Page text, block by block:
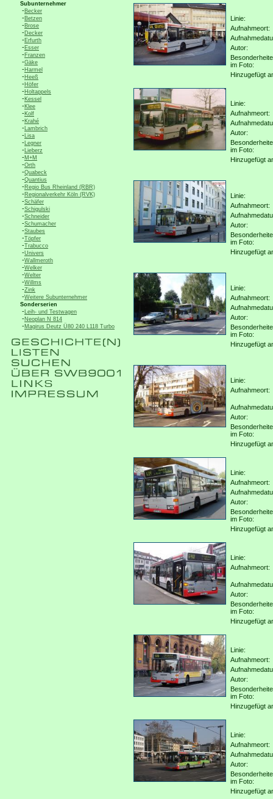
Subunternehmer
-Becker
-Betzen
-Brose
-Decker
-Erfurth
-Esser
-Franzen
-Gäke
-Harmel
-Heeß
-Höfer
-Holtappels
-Kessel
-Klee
-Kolf
-Krahé
-Lambrich
-Lisa
-Legner
-Lieberz
-M+M
-Orth
-Quabeck
-Quantius
-Regio Bus Rheinland (RBR)
-Regionalverkehr Köln (RVK)
-Schäfer
-Schigulski
-Schneider
-Schumacher
-Staubes
-Töpfer
-Trabucco
-Univers
-Wallmeroth
-Welker
-Welter
-Willms
-Zink
-Weitere Subunternehmer
Sonderserien
-Leih- und Testwagen
-Neoplan N 814
-Magirus Deutz Ü80 240 L118 Turbo
Linie:
Aufnahmeort:
Autor:
im Foto:
Hinzugefügt
Linie:
Aufnahmeort:
Autor:
im Foto:
Hinzugefügt
Linie:
Aufnahmeort:
Autor:
im Foto:
Hinzugefügt
Linie:
Aufnahmeort:
Autor:
im Foto:
Hinzugefügt
Linie:
Aufnahmeort:
Autor:
im Foto:
Hinzugefügt
Linie:
Aufnahmeort:
Autor:
im Foto:
Hinzugefügt
Linie:
Aufnahmeort:
Autor:
im Foto:
Hinzugefügt
Linie:
Aufnahmeort:
Autor:
im Foto:
Hinzugefügt
Linie:
Aufnahmeort:
Autor:
im Foto:
Hinzugefügt